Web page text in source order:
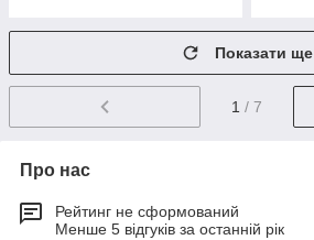
Показати ще
1 / 7
Про нас
Рейтинг не сформований
Менше 5 відгуків за останній рік